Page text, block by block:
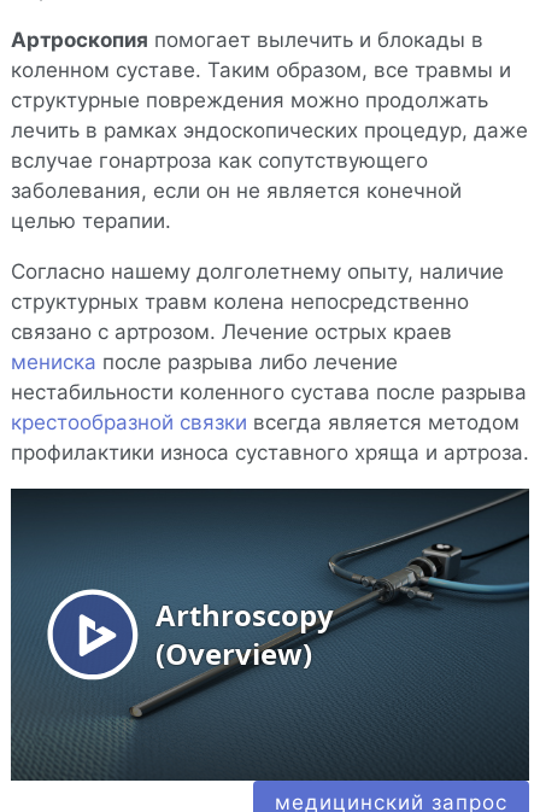
Артроскопия помогает вылечить и блокады в
коленном суставе. Таким образом, все травмы и
структурные повреждения можно продолжать
лечить в рамках эндоскопических процедур, даже
вслучае гонартроза как сопутствующего
заболевания, если он не является конечной
целью терапии.
Согласно нашему долголетнему опыту, наличие
структурных травм колена непосредственно
связано с артрозом. Лечение острых краев
мениска после разрыва либо лечение
нестабильности коленного сустава после разрыва
крестообразной связки всегда является методом
профилактики износа суставного хряща и артроза.
медицинский запрос